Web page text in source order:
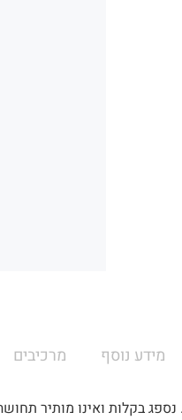
מידע נוסף מרכיבים
נספג בקלות ואינו מותיר